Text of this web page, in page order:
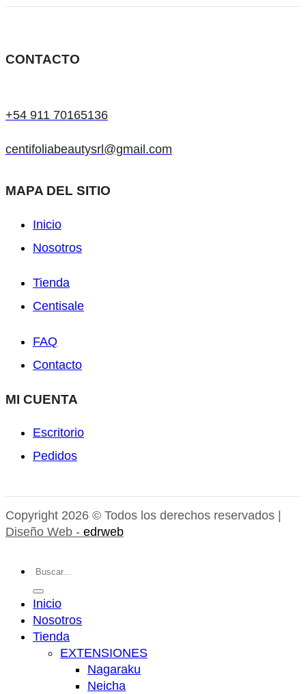
CONTACTO
+54 911 70165136
centifoliabeautysrl@gmail.com
MAPA DEL SITIO
Inicio
Nosotros
Tienda
Centisale
FAQ
Contacto
MI CUENTA
Escritorio
Pedidos
Copyright 2026 © Todos los derechos reservados |
Diseño Web - edrweb
Buscar
por:
Inicio
Nosotros
Tienda
EXTENSIONES
Nagaraku
Neicha